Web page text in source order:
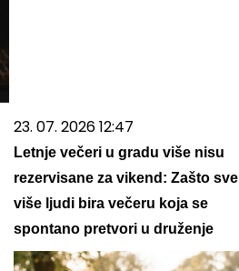
23. 07. 2026 12:47
Letnje večeri u gradu više nisu
rezervisane za vikend: Zašto sve
više ljudi bira večeru koja se
spontano pretvori u druženje